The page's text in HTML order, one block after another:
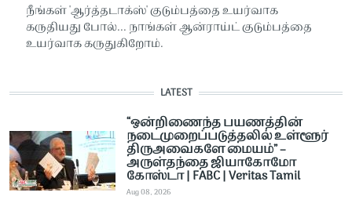
நீங்கள் 'ஆர்த்தடாக்ஸ்' குடும்பத்தை உயர்வாக
கருதியது போல்... நாங்கள் ஆன்ராய்ட் குடும்பத்தை
உயர்வாக கருதுகிறோம்.
LATEST
“ஒன்றிணைந்த பயணத்தின்
நடைமுறைப்படுத்தலில் உள்ளூர்
திருஅவைகளே மையம்” –
அருள்தந்தை ஜியாகோமோ
கோஸ்டா | FABC | Veritas Tamil
Aug 08, 2026